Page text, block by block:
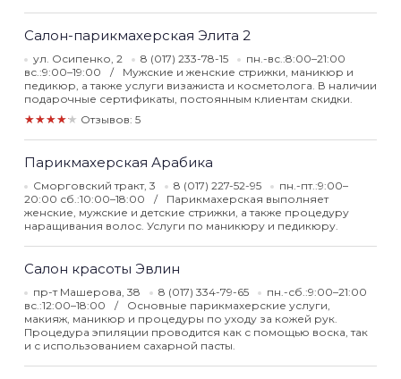
Салон-парикмахерская Элита 2
ул. Осипенко, 2 8 (017) 233-78-15
пн.-вс.:8:00–21:00
вс.:9:00–19:00
Мужские и женские стрижки, маникюр и
педикюр, а также услуги визажиста и косметолога. В наличии
подарочные сертификаты, постоянным клиентам скидки.
★★★★★ Отзывов: 5
Парикмахерская Арабика
Сморговский тракт, 3 8 (017) 227-52-95
пн.-пт.:9:00–
20:00 сб.:10:00–18:00
Парикмахерская выполняет
женские, мужские и детские стрижки, а также процедуру
наращивания волос. Услуги по маникюру и педикюру.
Салон красоты Эвлин
пр-т Машерова, 38 8 (017) 334-79-65
пн.-сб.:9:00–21:00
вс.:12:00–18:00
Основные парикмахерские услуги,
макияж, маникюр и процедуры по уходу за кожей рук.
Процедура эпиляции проводится как с помощью воска, так
и с использованием сахарной пасты.